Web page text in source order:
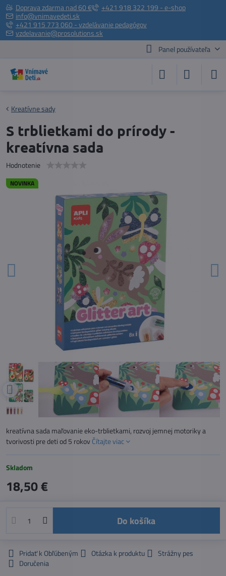
Doprava zdarma nad 60 €
+421 918 322 199 - e-shop
info@vnimavedeti.sk
+421 915 773 060 - vzdelávanie pedagógov
vzdelavanie@prosolutions.sk
Panel používateľa
NOVINKA
Kreatívne sady
S trblietkami do prírody -
kreatívna sada
Hodnotenie
kreatívna sada maľovanie eko-trblietkami, rozvoj jemnej motoriky a
tvorivosti pre deti od 5 rokovČítajte viac
Skladom
18,50 €
Do košíka
Pridať k Obľúbeným Otázka k produktu
Strážny pes
Doručenia